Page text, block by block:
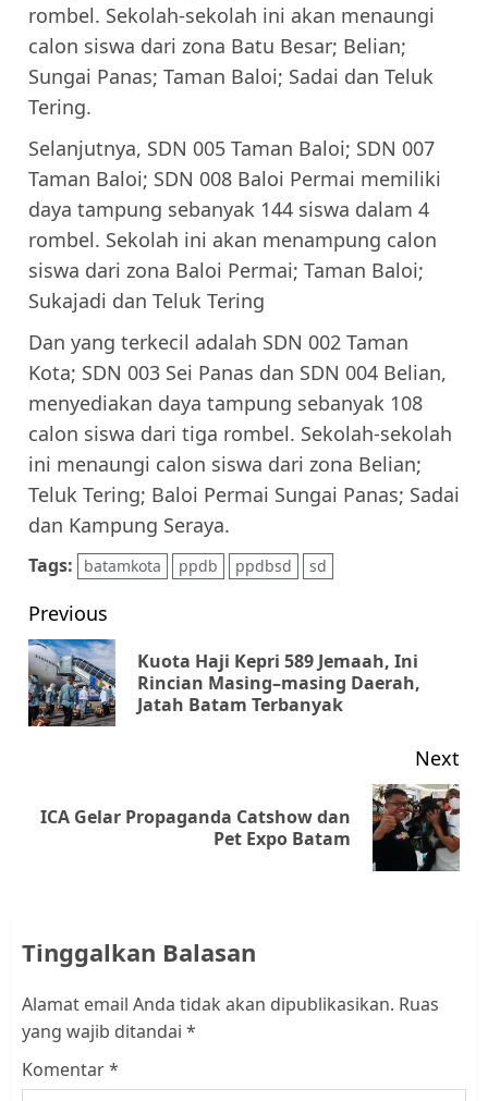
rombel. Sekolah-sekolah ini akan menaungi
calon siswa dari zona Batu Besar; Belian;
Sungai Panas; Taman Baloi; Sadai dan Teluk
Tering.
Selanjutnya, SDN 005 Taman Baloi; SDN 007
Taman Baloi; SDN 008 Baloi Permai memiliki
daya tampung sebanyak 144 siswa dalam 4
rombel. Sekolah ini akan menampung calon
siswa dari zona Baloi Permai; Taman Baloi;
Sukajadi dan Teluk Tering
Dan yang terkecil adalah SDN 002 Taman
Kota; SDN 003 Sei Panas dan SDN 004 Belian,
menyediakan daya tampung sebanyak 108
calon siswa dari tiga rombel. Sekolah-sekolah
ini menaungi calon siswa dari zona Belian;
Teluk Tering; Baloi Permai Sungai Panas; Sadai
dan Kampung Seraya.
Tags: batamkota ppdb ppdbsd sd
Post
navigation
Previous
Kuota Haji Kepri 589 Jemaah, Ini
Rincian Masing–masing Daerah,
Jatah Batam Terbanyak
Next
Next
ICA Gelar Propaganda Catshow dan
Pet Expo Batam
Tinggalkan Balasan
Alamat email Anda tidak akan dipublikasikan. Ruas
yang wajib ditandai *
Komentar*